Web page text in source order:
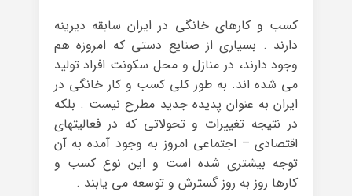
کسب و کارهای خانگی در ایران سابقه دیرینه
دارند . بسیاری از صنایع دستی که امروزه هم
وجود دارند، در منازل و محل سکونت افراد تولید
می شده اند. به طور کلی کسب و کار خانگی در
ایران به عنوان پدیده جدید مطرح نیست . بلکه
در نتیجه تغییرات و تحولاتی که در فعالیتهای
اقتصادی – اجتماعی امروز به وجود آمده به آن
توجه بیشتری شده است و این نوع کسب و
کارها روز به روز گسترش و توسعه می یابند .